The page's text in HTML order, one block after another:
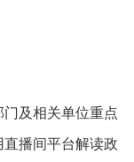
及相关单位重点
播间平台解读政